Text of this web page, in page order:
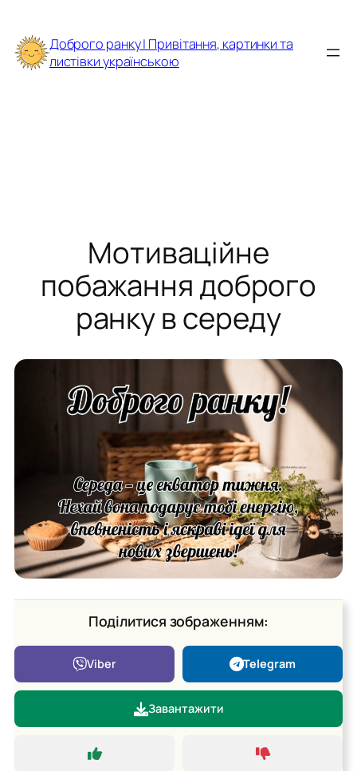
до
вмісту
Доброго ранку | Привітання, картинки та
листівки українською
Мотиваційне
побажання доброго
ранку в середу
Поділитися зображенням:
Viber Telegram
Завантажити